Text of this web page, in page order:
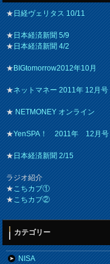
★日経ヴェリタス 10/11
★日本経済新聞 5/9
★日本経済新聞 4/2
★BIGtomorrow2012年10月
★ネットマネー 2011年 12月号
★NETMONEY オンライン
★YenSPA！ 2011年 12月号
★日本経済新聞 2/15
ラジオ紹介
★こちカブ①
★こちカブ②
カテゴリー
NISA